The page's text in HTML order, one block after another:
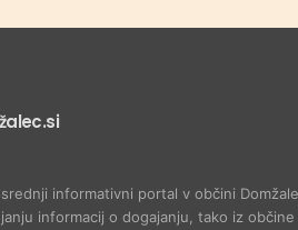
informativni portal v občini
informacij o dogajanju, tako iz